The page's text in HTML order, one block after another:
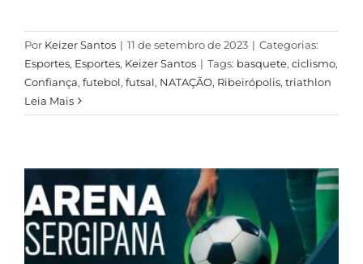
Por Keizer Santos | 11 de setembro de 2023 | Categorias:
Esportes, Esportes, Keizer Santos | Tags: basquete, ciclismo,
Confiança, futebol, futsal, NATAÇÃO, Ribeirópolis, triathlon
Leia Mais